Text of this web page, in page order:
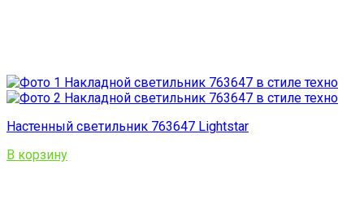
Настенный светильник 763647 Lightstar
В корзину